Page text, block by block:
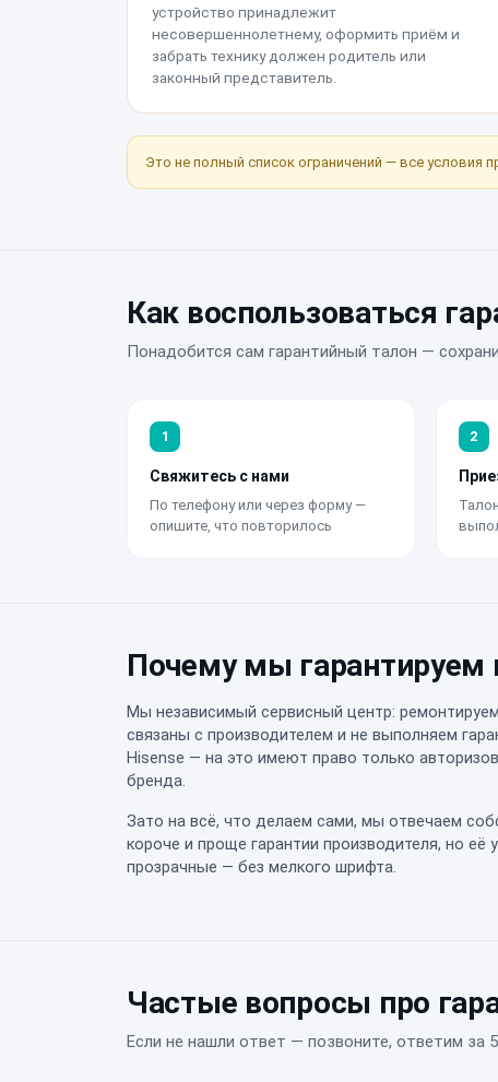
устройство принадлежит
несовершеннолетнему, оформить приём и
забрать технику должен родитель или
законный представитель.
Это не полный список ограничений — все условия
Как воспользоваться
Понадобится сам гарантийный талон —
1
Свяжитесь с нами
По телефону или через форму —
опишите, что повторилось
2
Почему мы гарантируем
Мы независимый сервисный центр:
связаны с производителем и не выполняем
Hisense — на это имеют право только
бренда.
Зато на всё, что делаем сами, мы отвечаем
короче и проще гарантии производителя, но её
прозрачные — без мелкого шрифта.
Частые вопросы про
Если не нашли ответ — позвоните, ответим за 5